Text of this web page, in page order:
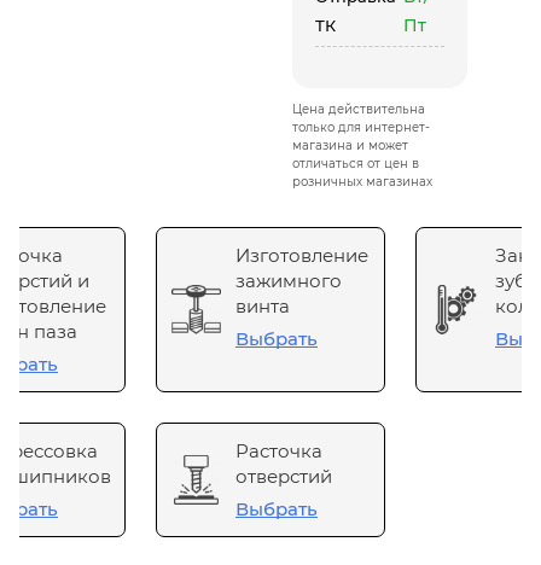
ТК
Пт
Цена действительна
только для интернет-
магазина и может
отличаться от цен в
розничных магазинах
и
паза
Изготовление
зажимного
винта
Выбрать
Расточка
отверстий
Выбрать